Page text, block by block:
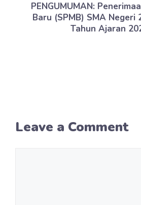
PENGUMUMAN:
Baru (SPMB) SMA Negeri
Tahun Ajaran
Leave a Comment